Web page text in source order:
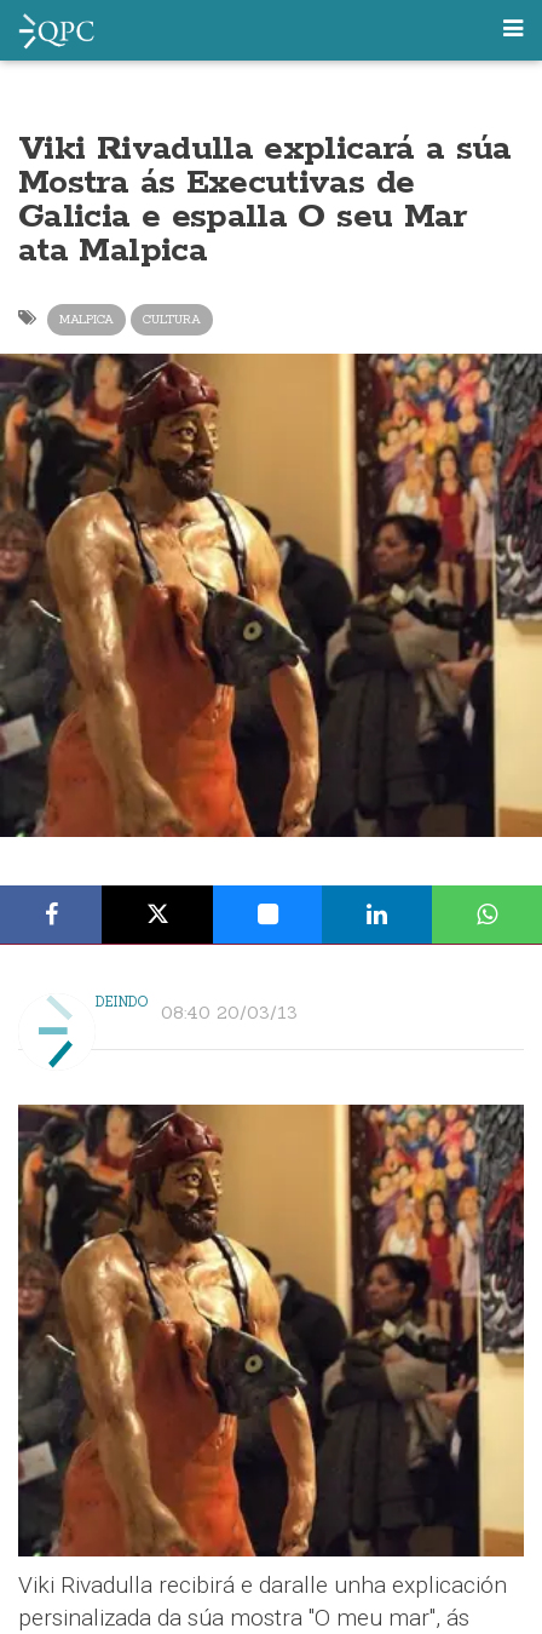
Viki Rivadulla explicará a súa
Mostra ás Executivas de
Galicia e espalla O seu Mar
ata Malpica
MALPICA CULTURA
DEINDO 08:40 20/03/13
Viki Rivadulla recibirá e daralle unha explicación
persinalizada da súa mostra "O meu mar", ás